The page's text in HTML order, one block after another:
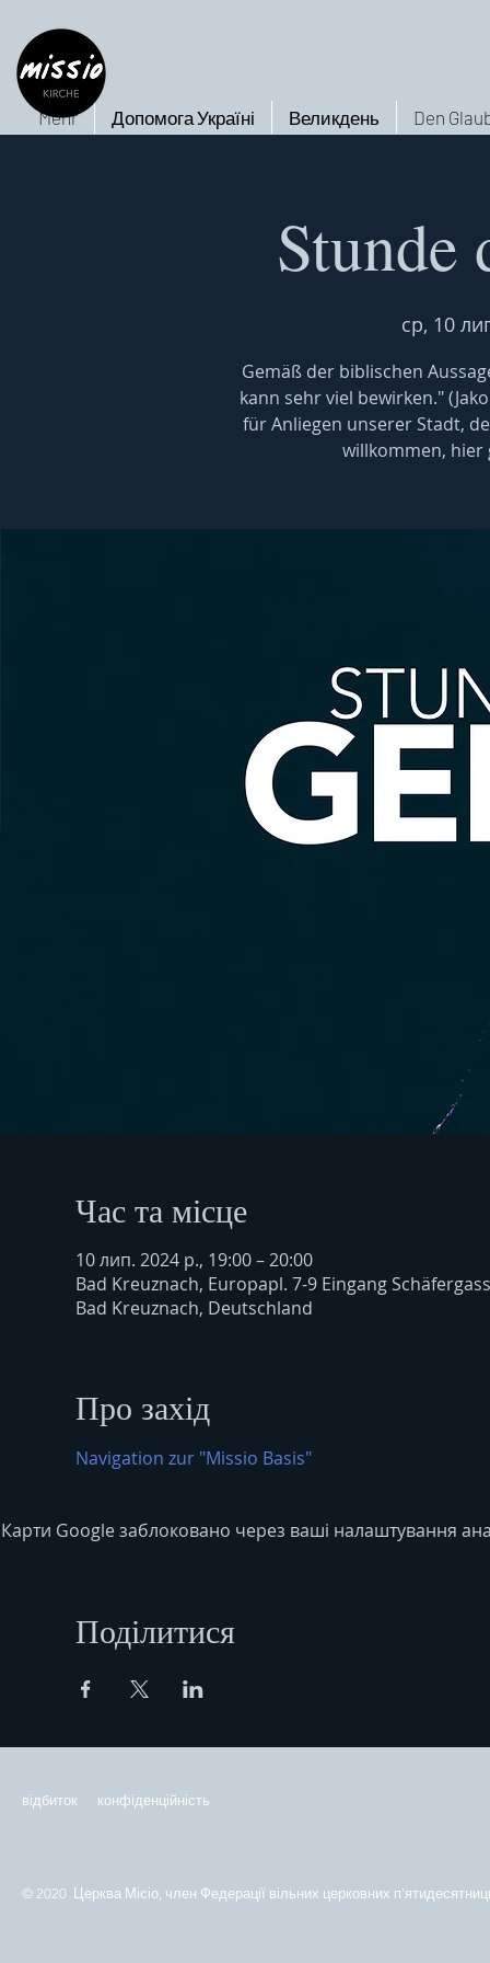
Den
Великдень
Допомога Україні
Mehr
Stunde
ср, 10
Gemäß der biblischen
kann sehr viel bewirken."
für Anliegen unserer Stadt,
willkommen, hier
Час та місце
10 лип. 2024 р., 19:00 – 20:00
Bad Kreuznach, Europapl. 7-9 Eingang
Bad Kreuznach, Deutschland
Про захід
Navigation zur "Missio Basis"
Карти Google заблоковано через ваші налаштування
Поділитися
відбиток конфіденційність
© 2020 Церква Місіо, член Федерації вільних церковних